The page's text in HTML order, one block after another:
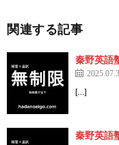
関連する記事
秦野英語
[…]
秦野英語